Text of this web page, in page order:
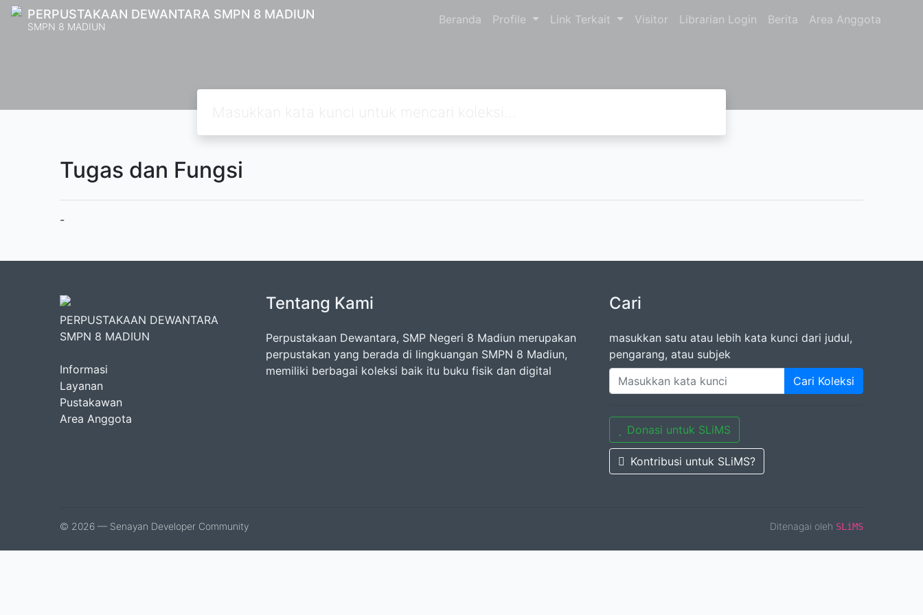
PERPUSTAKAAN DEWANTARA SMPN 8 MADIUN
SMPN 8 MADIUN Beranda Profile Link Terkait Visitor Librarian Login Berita Area Anggota
Tugas dan Fungsi
-
PERPUSTAKAAN DEWANTARA
SMPN 8 MADIUN
Informasi
Layanan
Pustakawan
Area Anggota
Tentang Kami
Perpustakaan Dewantara, SMP Negeri 8 Madiun merupakan
perpustakan yang berada di lingkuangan SMPN 8 Madiun,
memiliki berbagai koleksi baik itu buku fisik dan digital
Cari
masukkan satu atau lebih kata kunci dari judul,
pengarang, atau subjek
Cari Koleksi
Donasi untuk SLiMS
Kontribusi untuk SLiMS?
© 2026 — Senayan Developer Community Ditenagai oleh SLiMS